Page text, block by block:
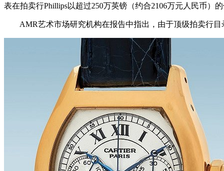
表在拍卖行Phillips以超过250万英镑（约合2106万元人民币）
AMR艺术市场研究机构在报告中指出，由于顶级拍卖行目